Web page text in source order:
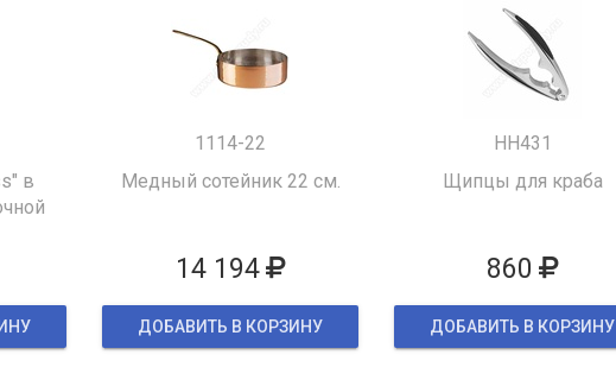
в
1114-22
Медный сотейник 22 см.
14 194
ДОБАВИТЬ В КОРЗИНУ
HH431
Щипцы для краба
860
ДОБАВИТЬ В КОРЗИНУ